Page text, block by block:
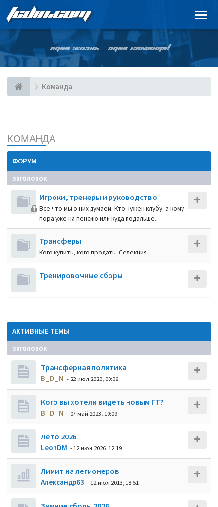
FCDIN.COM
ОДНА ЖИЗНЬ – ОДНА КОМАНДА!
Команда
КОМАНДА
ФОРУМ
заголовок
Игроки, тренеры и руководство
Все что мы о них думаем. Кто нужен клубу, а кому
пора уже на пенсию или куда подальше.
Трансферы
Кого купить, кого продать. Селекция.
Тренировочные сборы
АКТИВНЫЕ ТЕМЫ
заголовок
Трансферная политика
B_D_N - 22 июл 2020, 00:06
Кого вы хотели видеть новым ГТ?
B_D_N - 07 май 2023, 10:09
Лето 2026
LeonDM - 12 июн 2026, 12:19
Лимит на легионеров
Александр63 - 12 июл 2013, 18:51